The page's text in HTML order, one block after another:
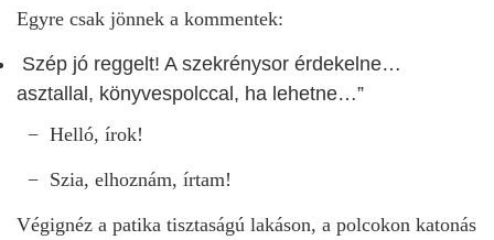
Egyre csak jönnek a kommentek:
Szép jó reggelt! A szekrénysor érdekelne…
asztallal, könyvespolccal, ha lehetne…”
− Helló, írok!
− Szia, elhoznám, írtam!
Végignéz a patika tisztaságú lakáson, a polcokon katonás